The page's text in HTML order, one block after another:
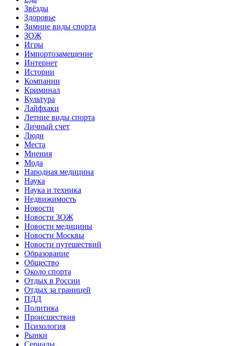
Звёзды
Здоровье
Зимние виды спорта
ЗОЖ
Игры
Импортозамещение
Интернет
Истории
Компании
Криминал
Культура
Лайфхаки
Летние виды спорта
Личный счет
Люди
Места
Мнения
Мода
Народная медицина
Наука
Наука и техника
Недвижимость
Новости
Новости ЗОЖ
Новости медицины
Новости Москвы
Новости путешествий
Образование
Общество
Около спорта
Отдых в России
Отдых за границей
ПДД
Политика
Происшествия
Психология
Рынки
Сериалы